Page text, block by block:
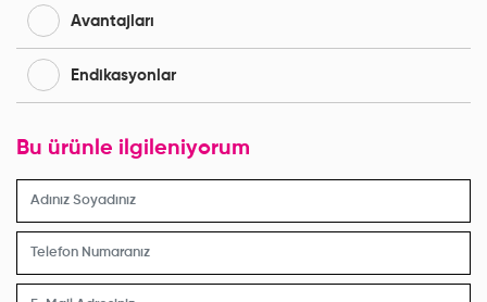
Avantajları
Endikasyonlar
Bu ürünle ilgileniyorum